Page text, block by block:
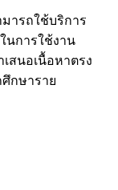
ารถใช้บริการ
นการใช้งาน
สนอเนื้อหาตรง
กษาราย